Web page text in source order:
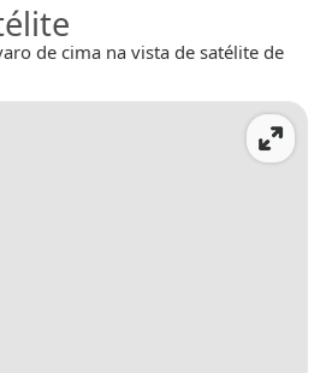
de cima na vista de satélite de